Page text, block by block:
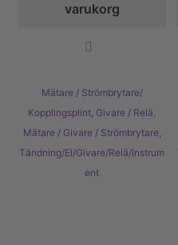
varukorg
Mätare / Strömbrytare/
Kopplingsplint Givare / Relä
Mätare / Givare / Strömbrytare
Tändning/El/Givare/Relä/Instrum
ent